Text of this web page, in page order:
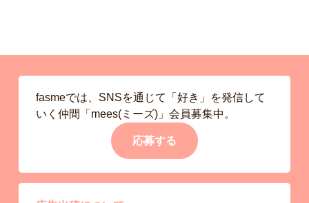
fasmeでは、SNSを通じて「好き」を発信して
いく仲間「mees(ミーズ)」会員募集中。
応募する